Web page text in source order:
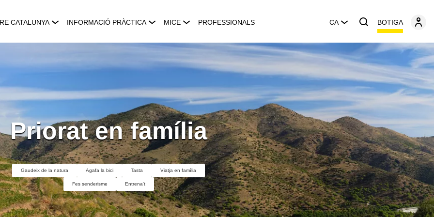
CATALUNYA INFORMACIÓ PRÀCTICA MICE PROFESSIONALS CA BOTIGA
Priorat en família
Gaudeix de la natura Agafa la bici Tasta Viatja en família
Fes senderisme Entrena't